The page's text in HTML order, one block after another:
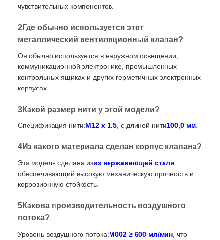
чувствительных компонентов.
2Где обычно используется этот
металлический вентиляционный клапан?
Он обычно используется в наружном освещении,
коммуникационной электронике, промышленных
контрольных ящиках и других герметичных электронных
корпусах.
3Какой размер нити у этой модели?
Спецификация нити:M12 x 1.5 , с длиной нити100,0 мм
4Из какого материала сделан корпус клапана?
Эта модель сделана изиз нержавеющей стали
обеспечивающий высокую механическую прочность и
коррозионную стойкость.
5Какова производительность воздушного
потока?
Уровень воздушного потока:M002 ≥ 600 мл/мин , что